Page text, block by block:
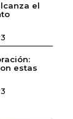
el
estas